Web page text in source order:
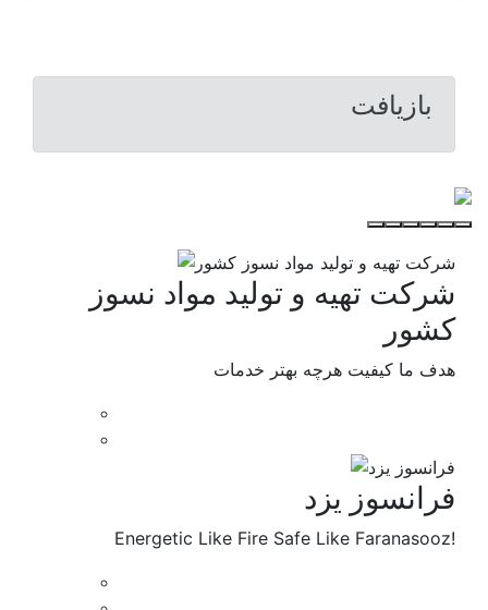
بازیافت
شرکت تهیه و تولید مواد نسوز
کشور
هدف ما کیفیت هرچه بهتر خدمات
فرانسوز یزد
Energetic Like Fire Safe Like Faranasooz!